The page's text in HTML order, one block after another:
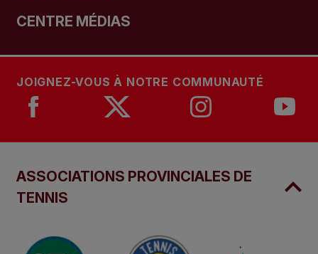
CENTRE MÉDIAS
JOIGNEZ-VOUS À NOTRE COMMUNAUTÉ
ASSOCIATIONS PROVINCIALES DE
TENNIS